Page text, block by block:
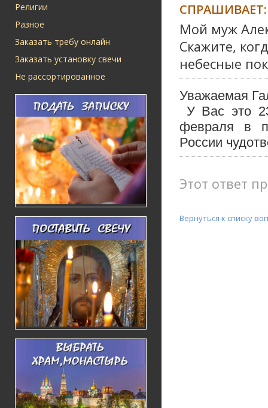
Религии
Разное
Заказать требу онлайн
Заказать установку свечи
Не рассортированное
СПРАШИВАЕТ:
Мой муж
Скажите,
небесные
Уважаемая
У Вас это
февраля в
России
Этот ответ
Вернуться к списку